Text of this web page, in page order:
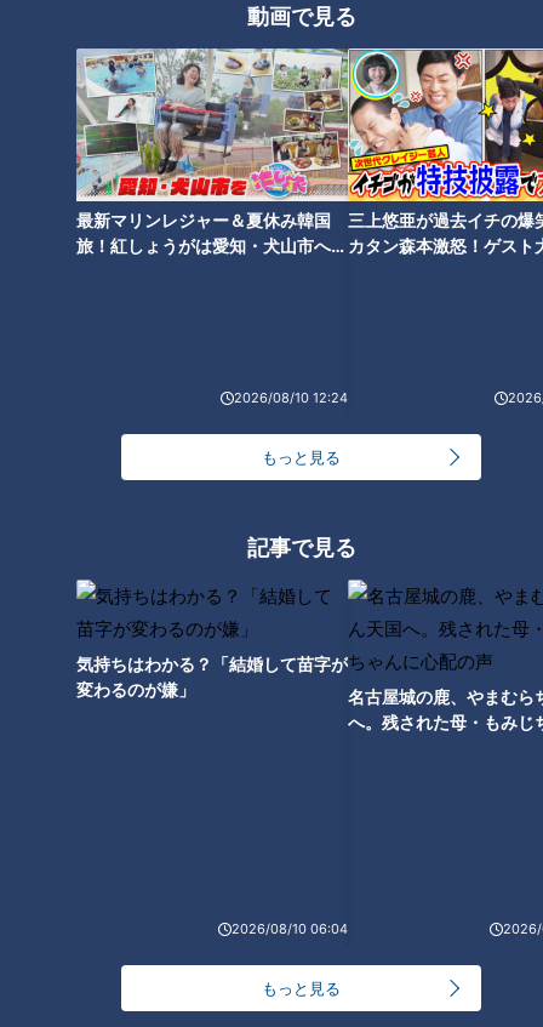
動画で見る
最新マリンレジャー＆夏休み韓国
旅！紅しょうがは愛知・犬山市へ
2026/08/10 12:24
三上悠亜が過去イチの爆
カタン森本激怒！ゲスト
もっと見る
記事で見る
気持ちはわかる？「結婚して苗字が
変わるのが嫌」
2026/08/10 06:04
名古屋城の鹿、やまむら
へ。残された母・もみじ
2026/
もっと見る
CBCテレビ：画像『チャント！』
（亀崎潮干祭保存会・稲生義治会長）
「朝のコレが一番いいんですわ。『棒締め』をやる、これが亀
崎の大きな特徴」
CBCテレビ：画像『チャント！』
選ばれた者にだけ与えられる「赤かんばん」